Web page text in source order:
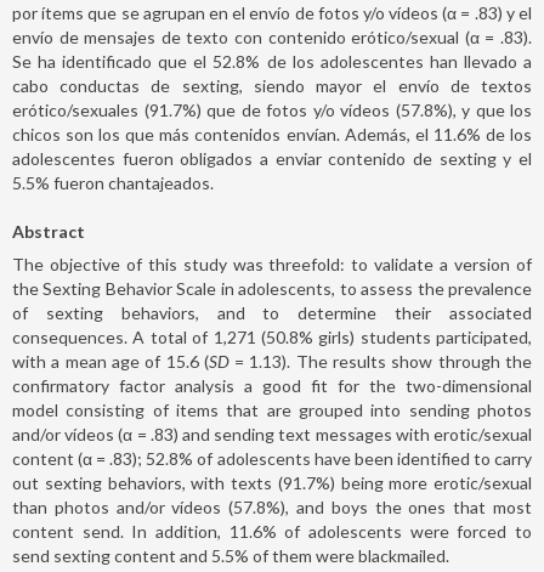
por ítems que se agrupan en el envío de fotos y/o vídeos (α = .83) y el
envío de mensajes de texto con contenido erótico/sexual (α = .83).
Se ha identificado que el 52.8% de los adolescentes han llevado a
cabo conductas de sexting, siendo mayor el envío de textos
erótico/sexuales (91.7%) que de fotos y/o vídeos (57.8%), y que los
chicos son los que más contenidos envían. Además, el 11.6% de los
adolescentes fueron obligados a enviar contenido de sexting y el
5.5% fueron chantajeados.
Abstract
The objective of this study was threefold: to validate a version of
the Sexting Behavior Scale in adolescents, to assess the prevalence
of sexting behaviors, and to determine their associated
consequences. A total of 1,271 (50.8% girls) students participated,
with a mean age of 15.6 (SD= 1.13). The results show through the
confirmatory factor analysis a good fit for the two-dimensional
model consisting of items that are grouped into sending photos
and/or vídeos (α = .83) and sending text messages with erotic/sexual
content (α = .83); 52.8% of adolescents have been identified to carry
out sexting behaviors, with texts (91.7%) being more erotic/sexual
than photos and/or vídeos (57.8%), and boys the ones that most
content send. In addition, 11.6% of adolescents were forced to
send sexting content and 5.5% of them were blackmailed.